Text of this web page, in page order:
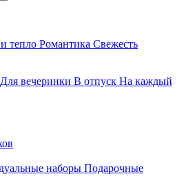
тепло Романтика Свежесть
Для вечеринки В отпуск На каждый
наборы Подарочные